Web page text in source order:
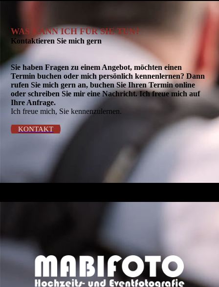
WAS KANN ICH FÜR SIE TUN?
Kontaktieren Sie mich gern
Sie haben Fragen zu einem Angebot, möchten einen
Termin buchen oder mich persönlich kennenlernen? Dann
rufen Sie mich gern an, buchen Sie Ihren Termin online
oder schreiben Sie mir eine Nachricht. Ich freue mich auf
Ihre Anfrage.
Ich freue mich, Sie kennenzulernen.
KONTAKT